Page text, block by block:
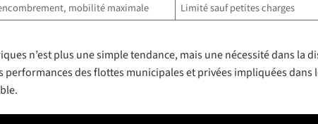
mobilité maximale Limité sauf petites charges
n’est plus une simple tendance, mais une nécessité dans la
des flottes municipales et privées impliquées dans